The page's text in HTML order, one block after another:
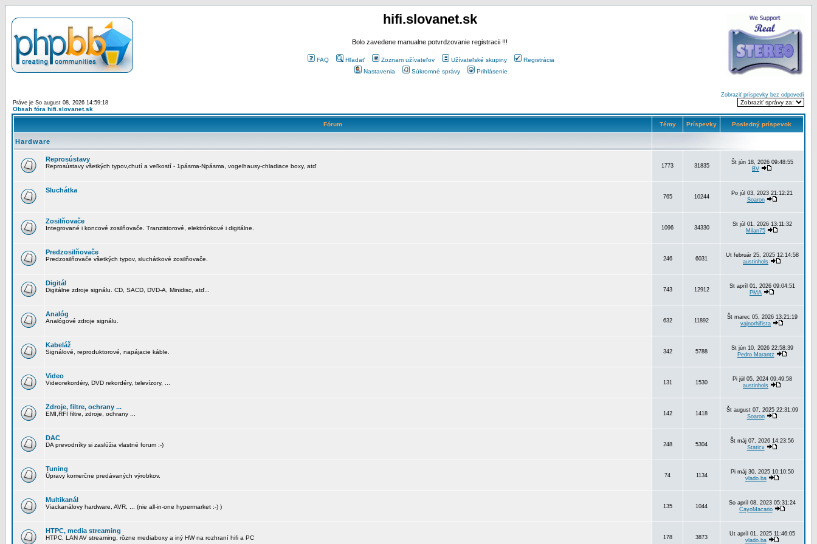
hifi.slovanet.sk
Bolo zavedene manualne potvrdzovanie registracii !!!
FAQ Hľadať Zoznam užívateľov Užívateľské skupiny
Registrácia
Nastavenia
Súkromné správy Prihlásenie
Práve je So august 08, 2026 14:59:18
Obsah fóra hifi.slovanet.sk
Zobraziť príspevky bez odpovedí
Fórum Témy Príspevky Posledný príspevok
Hardware
Reprosústavy
Reprosústavy všetkých typov,chutí a veľkostí - 1pásma-Npásma, vogelhausy-chladiace boxy, atď 1773 31835
Št jún 18, 2026 09:48:55
BV
Sluchátka
765 10244
Po júl 03, 2023 21:12:21
Soaron
Zosilňovače
Integrované i koncové zosilňovače. Tranzistorové, elektrónkové i digitálne. 1096 34330
St júl 01, 2026 13:11:32
Milan75
Predzosilňovače
Predzosilňovače všetkých typov, sluchátkové zosilňovače. 246 6031
Ut február 25, 2025 12:14:58
austinhols
Digitál
Digitálne zdroje signálu. CD, SACD, DVD-A, Minidisc, atď... 743 12912
St apríl 01, 2026 09:04:51
PMA
Analóg
Analógové zdroje signálu. 632 11892
Št marec 05, 2026 13:21:19
vajnorhifista
Kabeláž
Signálové, reproduktorové, napájacie káble. 342 5788
St jún 10, 2026 22:58:39
Pedro Marantz
Video
Videorekordéry, DVD rekordéry, televízory, ... 131 1530
Pi júl 05, 2024 09:49:58
austinhols
Zdroje, filtre, ochrany ...
EMI,RFI filtre, zdroje, ochrany ... 142 1418
Št august 07, 2025 22:31:09
Soaron
DAC
DA prevodníky si zaslúžia vlastné forum :-) 248 5304
Št máj 07, 2026 14:23:56
Staticx
Tuning
Úpravy komerčne predávaných výrobkov. 74 1134
Pi máj 30, 2025 10:10:50
vlado.ba
Multikanál
Viackanálovy hardware, AVR, ... (nie all-in-one hypermarket :-) ) 135 1044
So apríl 08, 2023 05:31:24
CayoMacario
HTPC, media streaming
HTPC, LAN AV streaming, rôzne mediaboxy a iný HW na rozhraní hifi a PC 178 3873
Ut apríl 01, 2025 11:46:05
vlado.ba